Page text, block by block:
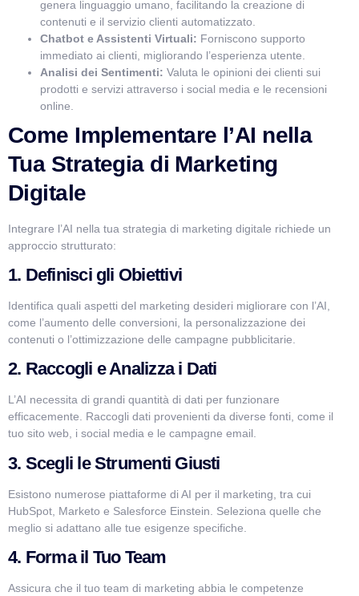
genera linguaggio umano, facilitando la creazione di
contenuti e il servizio clienti automatizzato.
Chatbot e Assistenti Virtuali: Forniscono supporto
immediato ai clienti, migliorando l’esperienza utente.
Analisi dei Sentimenti: Valuta le opinioni dei clienti sui
prodotti e servizi attraverso i social media e le recensioni
online.
Come Implementare l’AI nella
Tua Strategia di Marketing
Digitale
Integrare l’AI nella tua strategia di marketing digitale richiede un
approccio strutturato:
1. Definisci gli Obiettivi
Identifica quali aspetti del marketing desideri migliorare con l’AI,
come l’aumento delle conversioni, la personalizzazione dei
contenuti o l’ottimizzazione delle campagne pubblicitarie.
2. Raccogli e Analizza i Dati
L’AI necessita di grandi quantità di dati per funzionare
efficacemente. Raccogli dati provenienti da diverse fonti, come il
tuo sito web, i social media e le campagne email.
3. Scegli le Strumenti Giusti
Esistono numerose piattaforme di AI per il marketing, tra cui
HubSpot, Marketo e Salesforce Einstein. Seleziona quelle che
meglio si adattano alle tue esigenze specifiche.
4. Forma il Tuo Team
Assicura che il tuo team di marketing abbia le competenze